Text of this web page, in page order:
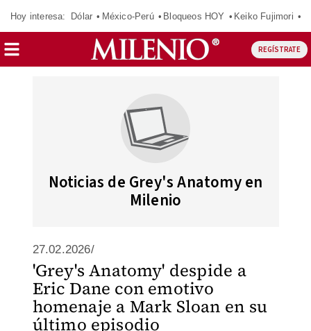
Hoy interesa: Dólar México-Perú Bloqueos HOY Keiko Fujimori
REGÍSTRATE
Noticias de Grey's Anatomy en
Milenio
27.02.2026/
'Grey's Anatomy' despide a
Eric Dane con emotivo
homenaje a Mark Sloan en su
último episodio